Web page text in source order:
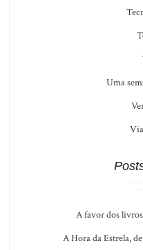
Uma
A favor dos
A Hora da Estrela,